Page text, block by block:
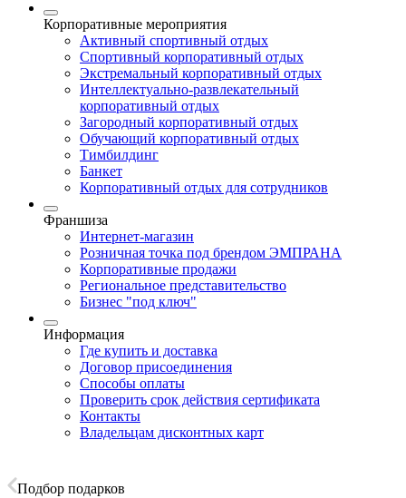
Корпоративные мероприятия
Активный спортивный отдых
Спортивный корпоративный отдых
Экстремальный корпоративный отдых
Интеллектуально-развлекательный
корпоративный отдых
Загородный корпоративный отдых
Обучающий корпоративный отдых
Тимбилдинг
Банкет
Корпоративный отдых для сотрудников
Франшиза
Интернет-магазин
Розничная точка под брендом ЭМПРАНА
Корпоративные продажи
Региональное представительство
Бизнес "под ключ"
Информация
Где купить и доставка
Договор присоединения
Способы оплаты
Проверить срок действия сертификата
Контакты
Владельцам дисконтных карт
Подбор подарков